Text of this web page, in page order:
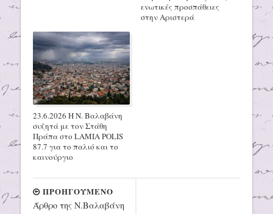
ενωτικές προσπάθειες
στην Αριστερά
23.6.2026 Η Ν. Βαλαβάνη
συζητά με τον Στάθη
Πράπα στο LAMIA POLIS
87.7 για το παλιό και το
καινούργιο
ΠΡΟΗΓΟΥΜΕΝΟ
Άρθρο της Ν.Βαλαβάνη